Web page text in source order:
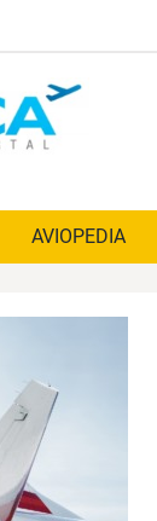
AVIOPEDIA